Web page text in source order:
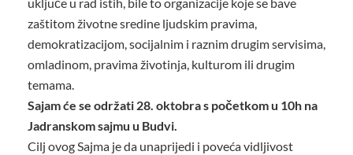
zaštitom životne sredine ljudskim pravima,
demokratizacijom, socijalnim i raznim drugim servisima,
omladinom, pravima životinja, kulturom ili drugim
temama.
Sajam će se održati 28. oktobra s početkom u 10h na
Jadranskom sajmu u Budvi.
Cilj ovog Sajma je da unaprijedi i poveća vidljivost